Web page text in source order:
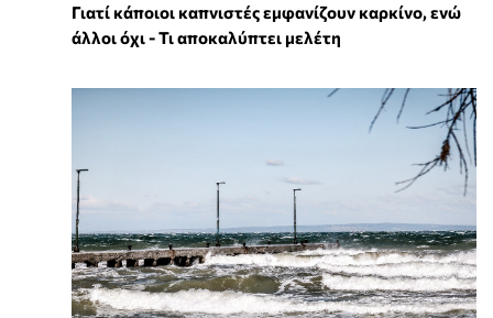
Γιατί κάποιοι καπνιστές εμφανίζουν καρκίνο, ενώ
άλλοι όχι - Τι αποκαλύπτει μελέτη